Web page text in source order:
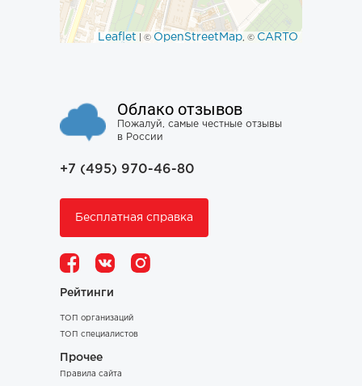
Leaflet | © OpenStreetMap, © CARTO
Облако отзывов
Пожалуй, самые честные отзывы
в России
+7 (495) 970-46-80
Бесплатная справка
Рейтинги
ТОП организаций
ТОП специалистов
Прочее
Правила сайта